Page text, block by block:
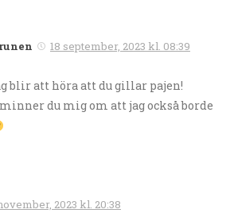
18 september, 2023 kl. 08:39
blir att höra att du gillar pajen!
du mig om att jag också borde
2023 kl. 20:38